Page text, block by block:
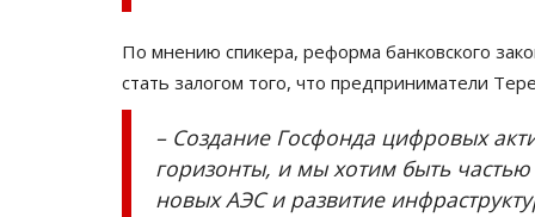
По мнению спикера, реформа банковского
стать залогом того, что предприниматели
– Создание Госфонда цифровых
горизонты, и мы хотим быть
новых АЭС и развитие